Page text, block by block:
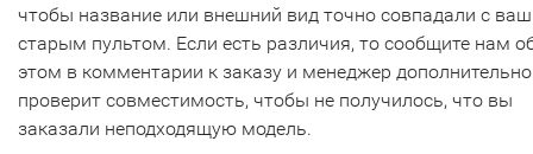
чтобы название или внешний вид точно совпадали с
старым пультом. Если есть различия, то сообщите нам
этом в комментарии к заказу и менеджер дополнительно
проверит совместимость, чтобы не получилось, что вы
заказали неподходящую модель.